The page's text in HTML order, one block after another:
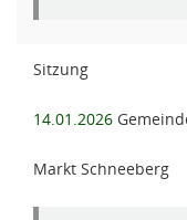
Sitzung
14.01.2026
Markt Schneeberg